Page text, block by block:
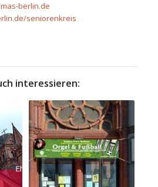
berlin.de
seniorenkreis
interessieren: